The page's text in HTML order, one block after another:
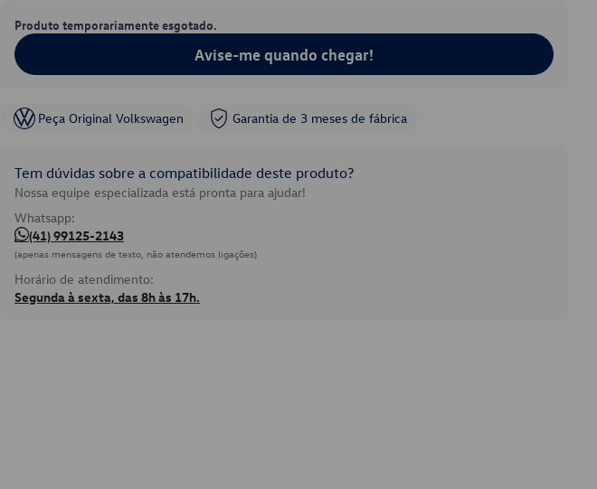
Produto temporariamente esgotado.
Avise-me quando chegar!
Peça Original Volkswagen Garantia de 3 meses de fábrica
Tem dúvidas sobre a compatibilidade deste produto?
Nossa equipe especializada está pronta para ajudar!
Whatsapp:
(41) 99125-2143
(apenas mensagens de texto, não atendemos ligações)
Horário de atendimento:
Segunda à sexta, das 8h às 17h.